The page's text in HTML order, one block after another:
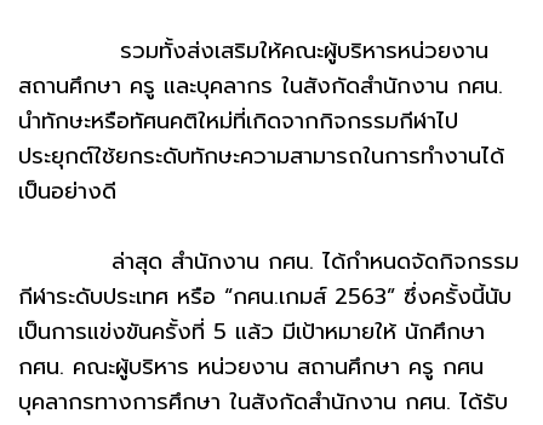
รวมทั้งส่งเสริมให้คณะผู้บริหารหน่วยงาน
สถานศึกษา ครู และบุคลากร ในสังกัดสำนักงาน กศน.
นำทักษะหรือทัศนคติใหม่ที่เกิดจากกิจกรรมกีฬาไป
ประยุกต์ใช้ยกระดับทักษะความสามารถในการทำงานได้
เป็นอย่างดี
ล่าสุด สำนักงาน กศน. ได้กำหนดจัดกิจกรรม
กีฬาระดับประเทศ หรือ “กศน.เกมส์ 2563” ซึ่งครั้งนี้นับ
เป็นการแข่งขันครั้งที่ 5 แล้ว มีเป้าหมายให้ นักศึกษา
กศน. คณะผู้บริหาร หน่วยงาน สถานศึกษา ครู กศน
บุคลากรทางการศึกษา ในสังกัดสำนักงาน กศน. ได้รับ